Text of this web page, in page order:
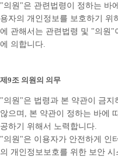
"의원"은 관련법령이 정하는 바
용자의 개인정보를 보호하기 위
에 관해서는 관련법령 및 "의원
에 의합니다.
제9조 의원의 의무
"의원"은 법령과 본 약관이 금지
않으며, 본 약관이 정하는 바에
공하기 위해서 노력합니다.
"의원"은 이용자가 안전하게 인
의 개인정보보호를 위한 보안